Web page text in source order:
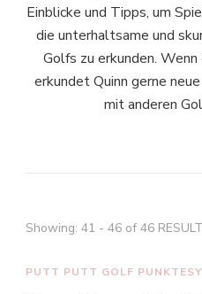
Einblicke und Tipps, um
die unterhaltsame und
Golfs zu erkunden.
erkundet Quinn gerne
mit anderen
Showing: 41 - 46 of 46
PUTT PUTT GOLF